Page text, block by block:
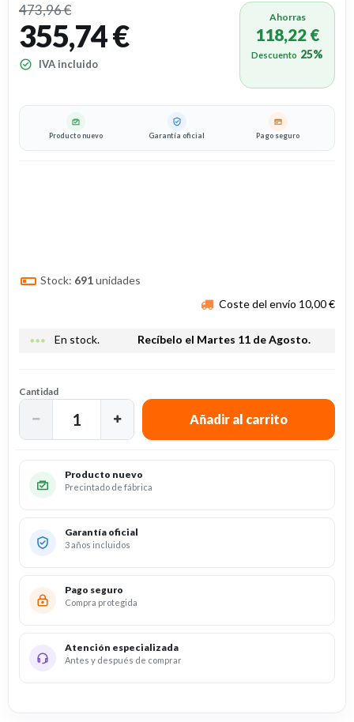
473,96 €
355,74 €
IVA incluido
Ahorras
118,22 €
Descuento 25%
Producto nuevo Garantía oficial Pago seguro
Stock: 691unidades
Coste del envío 10,00 €
more_horiz En stock. Recíbelo el Martes 11 de Agosto.
Cantidad
Producto nuevo
Precintado de fábrica
Garantía oficial
3 años incluidos
Pago seguro
Compra protegida
Atención especializada
Antes y después de comprar